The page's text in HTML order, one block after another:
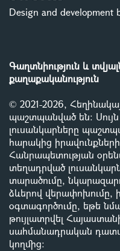
Design and development
Գաղտնիություն և
քաղաքականություն
© 2021-2026,
պաշտպանված են:
լուսանկարները
հարակից
Հանրապետության
տեղադրված
տարածումը,
ձևերով վերափոխումը,
օգտագործումը, եթե
թույլատրվել
սահմանադրական
կողմից: